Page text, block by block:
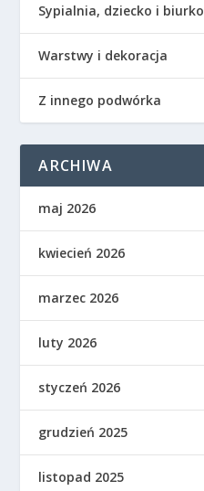
Sypialnia, dziecko i biurko
Warstwy i dekoracja
Z innego podwórka
ARCHIWA
maj 2026
kwiecień 2026
marzec 2026
luty 2026
styczeń 2026
grudzień 2025
listopad 2025